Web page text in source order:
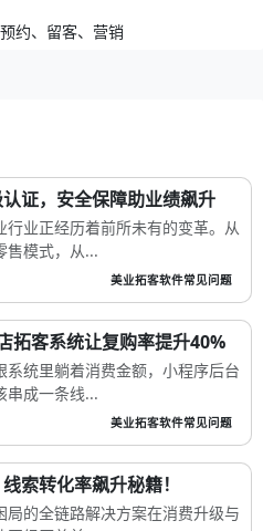
约、留客、营销
证，安全保障助业绩飙升
业正经历着前所未有的变革。从
售模式，从...
美业拓客软件常见问题
拓客系统让复购率提升40%
统里躺着消费金额，小程序后台
成一条线...
美业拓客软件常见问题
索转化率飙升秘籍！
的全链路解决方案在消费升级与